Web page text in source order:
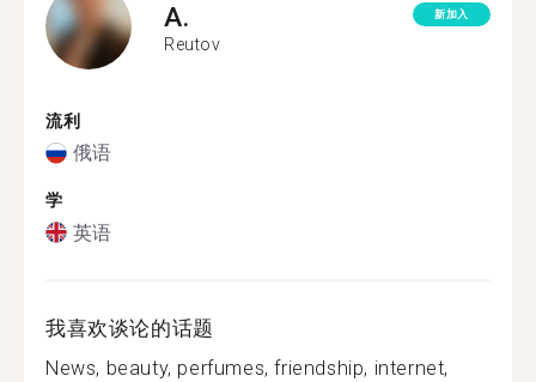
A.
Reutov
新加入
流利
俄语
学
英语
我喜欢谈论的话题
News, beauty, perfumes, friendship, internet,